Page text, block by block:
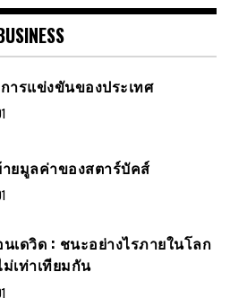
ารแข่งขันของประเทศ
ยมูลค่าของสตาร์บัคส์
เดวิด : ชนะอย่างไรภายในโลก
เท่าเทียมกัน